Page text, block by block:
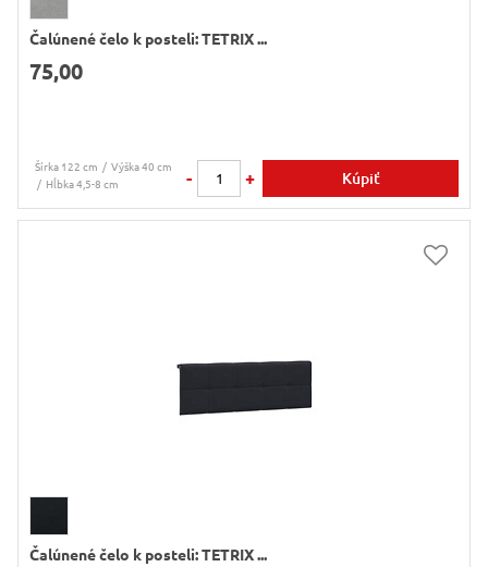
Čalúnené čelo k posteli: TETRIX ...
75,00
Šírka 122 cm
Výška 40 cm
Hĺbka 4,5-8 cm
- + Kúpiť
Čalúnené čelo k posteli: TETRIX ...